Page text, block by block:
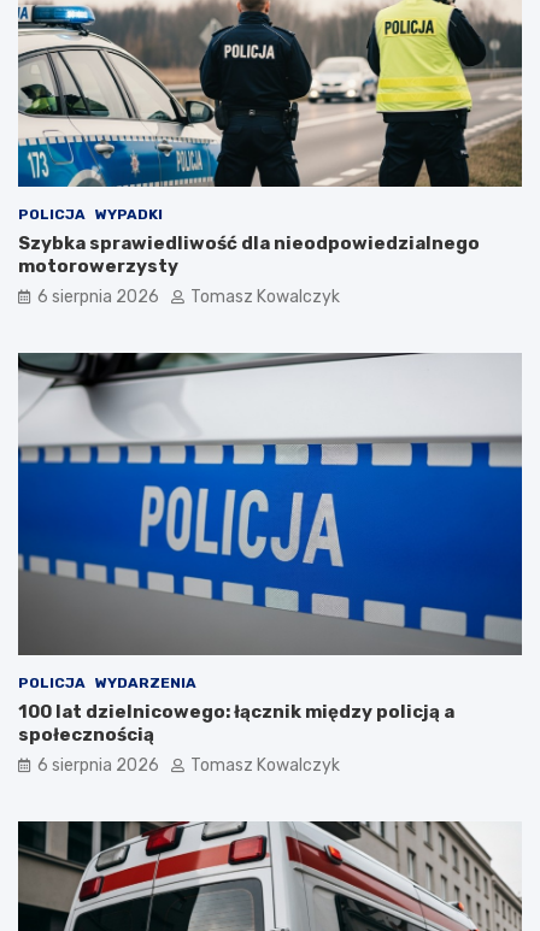
POLICJA WYPADKI
Szybka sprawiedliwość dla nieodpowiedzialnego
motorowerzysty
6 sierpnia 2026 Tomasz Kowalczyk
POLICJA WYDARZENIA
100 lat dzielnicowego: łącznik między policją a
społecznością
6 sierpnia 2026 Tomasz Kowalczyk